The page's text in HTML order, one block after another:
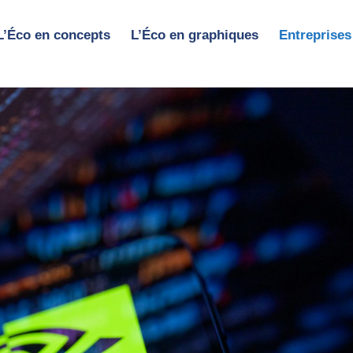
en concepts L’Éco en graphiques Entreprises